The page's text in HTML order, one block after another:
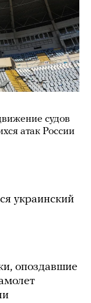
судов
атак России
украинский
опоздавшие